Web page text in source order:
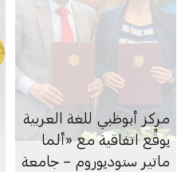
مركز أبوظبي للغة العربية
يوقِّع اتفاقية مع «ألما
ماتير ستوديوروم – جامعة